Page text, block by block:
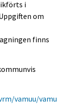
i
om
finns
vamuu/vamu